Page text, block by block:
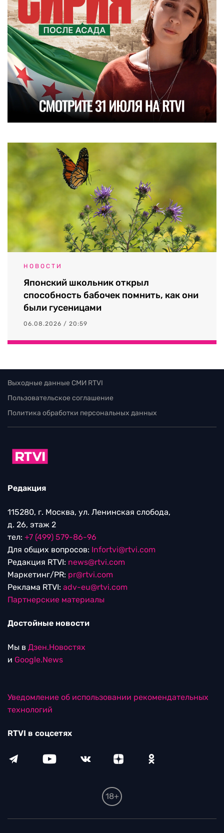
НОВОСТИ
Японский школьник открыл
способность бабочек помнить, как они
были гусеницами
06.08.2026 / 20:59
Выходные данные СМИ RTVI
Пользовательское соглашение
Политика обработки персональных данных
Редакция
115280, г. Москва, ул. Ленинская слобода,
д. 26, этаж 2
тел: +7 (499) 579-86-96
Для общих вопросов: Infortvi@rtvi.com
Редакция RTVI: news@rtvi.com
Маркетинг/PR: pr@rtvi.com
Реклама RTVI: adv-eu@rtvi.com
Партнерские материалы
Достойные новости
Мы в Дзен.Новостях
и Google.News
Уведомление об использовании рекомендательных
технологий
RTVI в соцсетях
18+